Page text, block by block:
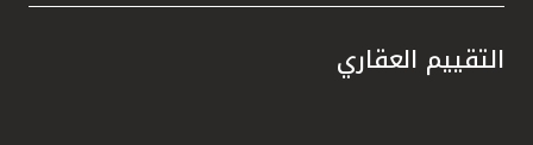
التقييم العقاري